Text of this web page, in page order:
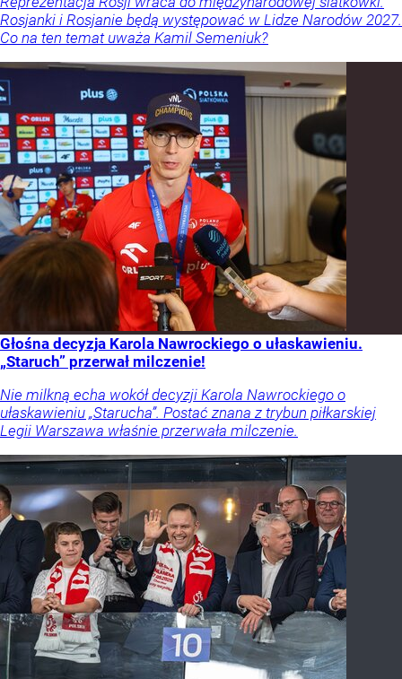
Rosjanki i Rosjanie będą występować w Lidze Narodów 2027.
Co na ten temat uważa Kamil Semeniuk?
Głośna decyzja Karola Nawrockiego o ułaskawieniu.
„Staruch” przerwał milczenie!
Nie milkną echa wokół decyzji Karola Nawrockiego o
ułaskawieniu „Starucha”. Postać znana z trybun piłkarskiej
Legii Warszawa właśnie przerwała milczenie.